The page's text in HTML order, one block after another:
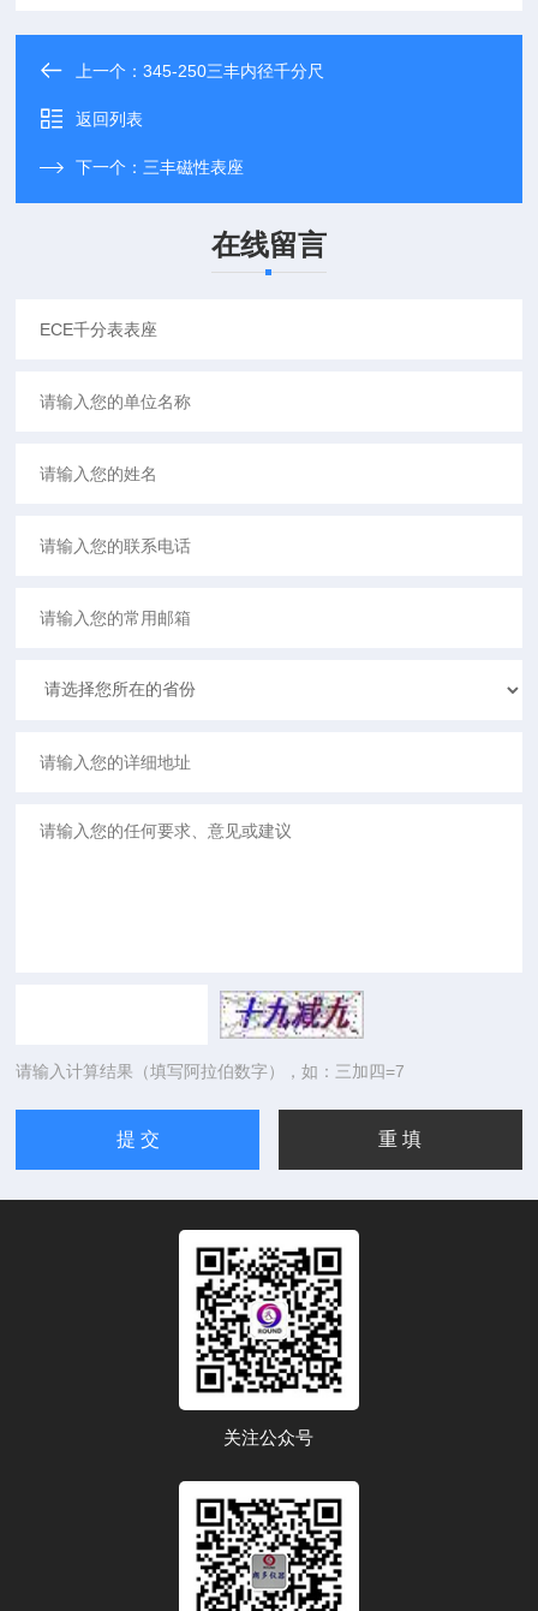
上一个：345-250三丰内径千分尺
返回列表
下一个： 三丰磁性表座
在线留言
请输入计算结果（填写阿拉伯数字），如：三加四=7
关注公众号